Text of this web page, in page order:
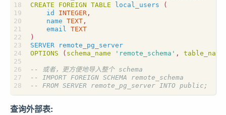
CREATE
FOREIGN TABLE local_users
(
id
INTEGER ,
name TEXT ,
email
TEXT
)
SERVER
remote_pg_server
OPTIONS
( schema_name 'remote_schema' , table_name
查询外部表: